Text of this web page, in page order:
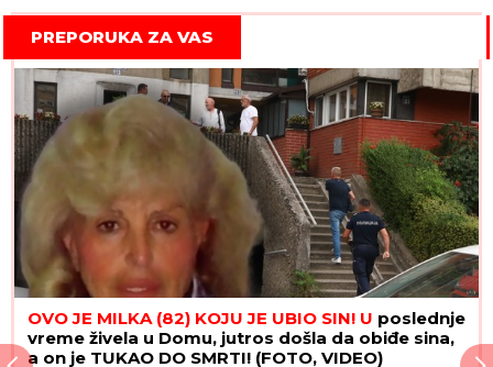
PREPORUKA ZA VAS
OVO JE MILKA (82) KOJU JE UBIO SIN! U poslednje
vreme živela u Domu, jutros došla da obiđe sina,
a on je TUKAO DO SMRTI! (FOTO, VIDEO)